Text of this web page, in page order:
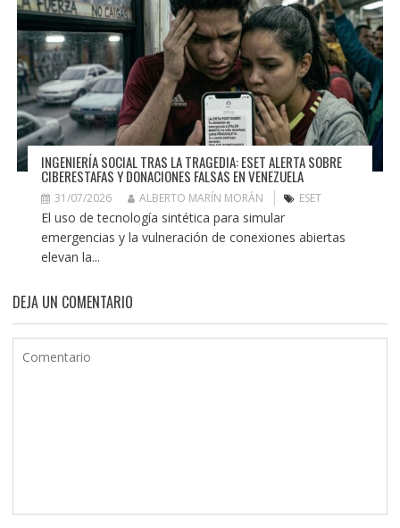
INGENIERÍA SOCIAL TRAS LA TRAGEDIA: ESET ALERTA SOBRE
CIBERESTAFAS Y DONACIONES FALSAS EN VENEZUELA
31/07/2026 ALBERTO MARÍN MORÁN ESET
El uso de tecnología sintética para simular
emergencias y la vulneración de conexiones abiertas
elevan la...
DEJA UN COMENTARIO